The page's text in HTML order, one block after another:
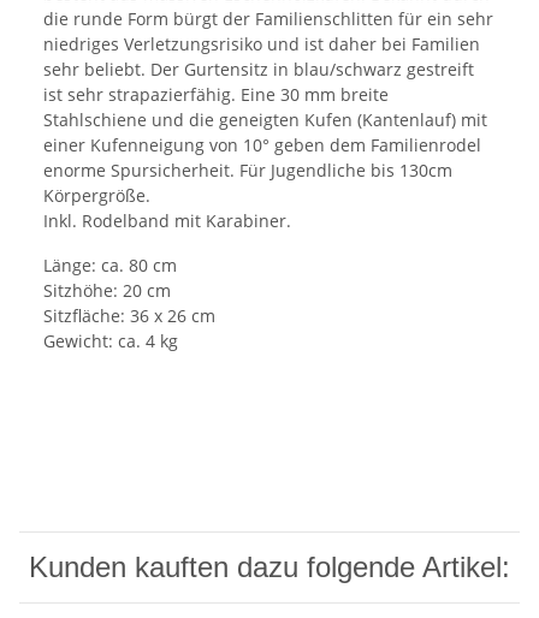
die runde Form bürgt der Familienschlitten für ein sehr
niedriges Verletzungsrisiko und ist daher bei Familien
sehr beliebt. Der Gurtensitz in blau/schwarz gestreift
ist sehr strapazierfähig. Eine 30 mm breite
Stahlschiene und die geneigten Kufen (Kantenlauf) mit
einer Kufenneigung von 10° geben dem Familienrodel
enorme Spursicherheit. Für Jugendliche bis 130cm
Körpergröße.
Inkl. Rodelband mit Karabiner.
Länge: ca. 80 cm
Sitzhöhe: 20 cm
Sitzfläche: 36 x 26 cm
Gewicht: ca. 4 kg
Kunden kauften dazu folgende Artikel: